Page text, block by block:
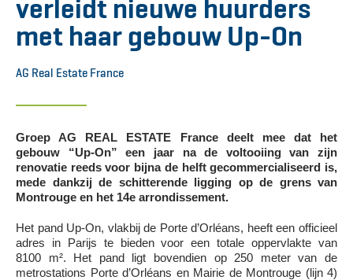
verleidt nieuwe huurders
met haar gebouw Up-On
AG Real Estate France
Groep AG REAL ESTATE France deelt mee dat het
gebouw “Up-On” een jaar na de voltooiing van zijn
renovatie reeds voor bijna de helft gecommercialiseerd is,
mede dankzij de schitterende ligging op de grens van
Montrouge en het 14e arrondissement.
Het pand Up-On, vlakbij de Porte d’Orléans, heeft een officieel
adres in Parijs te bieden voor een totale oppervlakte van
8100 m². Het pand ligt bovendien op 250 meter van de
metrostations Porte d’Orléans en Mairie de Montrouge (lijn 4)